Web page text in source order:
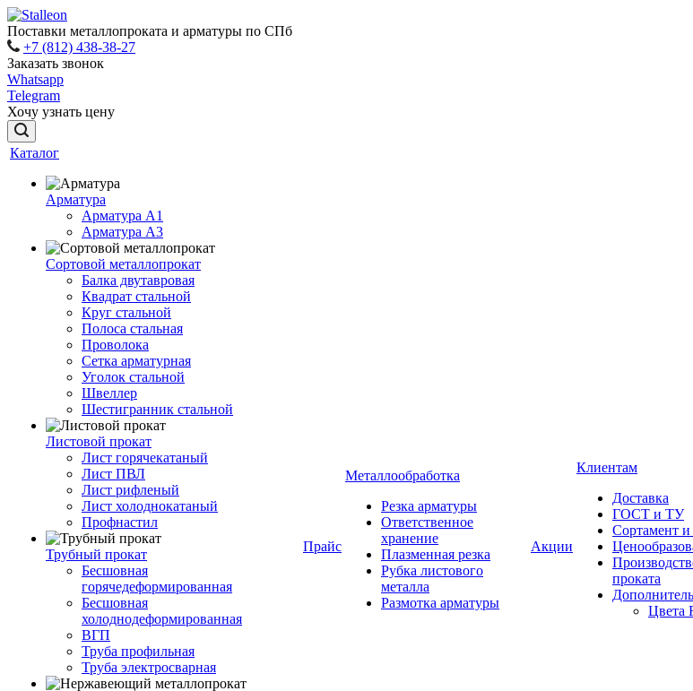
Поставки металлопроката и арматуры по СПб
+7 (812) 438-38-27
Заказать звонок
Whatsapp
Telegram
Хочу узнать цену
Каталог
Арматура
Арматура A1
Арматура А3
Сортовой металлопрокат
Балка двутавровая
Квадрат стальной
Круг стальной
Полоса стальная
Проволока
Сетка арматурная
Уголок стальной
Швеллер
Шестигранник стальной
Листовой прокат
Лист горячекатаный
Лист ПВЛ
Лист рифленый
Лист холоднокатаный
Профнастил
Трубный прокат
Бесшовная
горячедеформированная
Бесшовная
холоднодеформированная
ВГП
Труба профильная
Труба электросварная
Прайс
Металлообработка
Резка арматуры
Ответственное
хранение
Плазменная резка
Рубка листового
металла
Размотка арматуры
Акции
Клиентам
Доставка
ГОСТ и ТУ
Сортамент
проката
Цвета